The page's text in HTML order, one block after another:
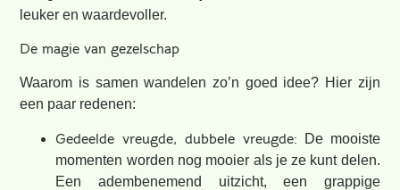
leuker en waardevoller.
De magie van gezelschap
Waarom is samen wandelen zo’n goed idee? Hier zijn
een paar redenen:
Gedeelde vreugde, dubbele vreugde: De mooiste
momenten worden nog mooier als je ze kunt delen.
Een adembenemend uitzicht, een grappige